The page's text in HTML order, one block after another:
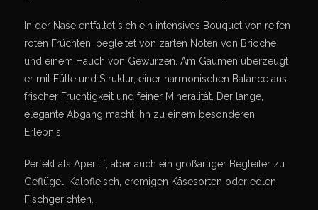
In der Nase entfaltet sich ein intensives Bouquet von reifen
roten Früchten, begleitet von zarten Noten von Brioche
und einem Hauch von Gewürzen. Am Gaumen überzeugt
er mit Fülle und Struktur, einer harmonischen Balance aus
frischer Fruchtigkeit und feiner Mineralität. Der lange,
elegante Abgang macht ihn zu einem besonderen
Erlebnis.
Perfekt als Aperitif, aber auch ein großartiger Begleiter zu
Geflügel, Kalbfleisch, cremigen Käsesorten oder edlen
Fischgerichten.